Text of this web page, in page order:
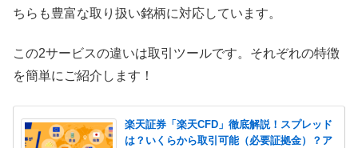
ちらも豊富な取り扱い銘柄に対応しています。
この2サービスの違いは取引ツールです。それぞれの特徴
を簡単にご紹介します！
楽天証券「楽天CFD」徹底解説！スプレッド
は？いくらから取引可能（必要証拠金）？ア